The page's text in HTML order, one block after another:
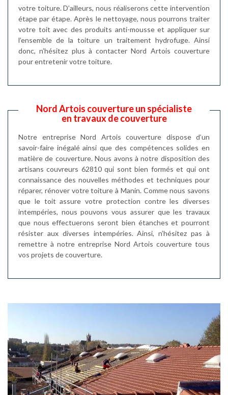
votre toiture. D’ailleurs, nous réaliserons cette intervention
étape par étape. Après le nettoyage, nous pourrons traiter
votre toit avec des produits anti-mousse et appliquer sur
l’ensemble de la toiture un traitement hydrofuge. Ainsi
donc, n’hésitez plus à contacter Nord Artois couverture
pour entretenir votre toiture.
Nord Artois couverture un spécialiste
en travaux de couverture
Notre entreprise Nord Artois couverture dispose d’un
savoir-faire inégalé ainsi que des compétences solides en
matière de couverture. Nous avons à notre disposition des
artisans couvreurs 62810 qui sont bien formés et qui ont
connaissance des nouvelles méthodes et techniques pour
réparer, rénover votre toiture à Manin. Comme nous savons
que le toit assure votre protection contre les diverses
intempéries, nous pouvons vous assurer que les travaux
que nous effectuerons seront bien étanches et pourront
résister aux diverses intempéries. Ainsi, n’hésitez pas à
remettre à notre entreprise Nord Artois couverture tous
vos projets de couverture.